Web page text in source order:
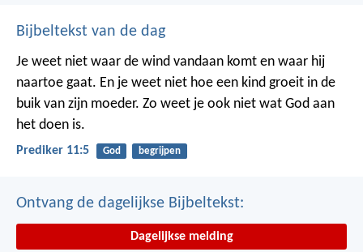
Bijbeltekst van de dag
Je weet niet waar de wind vandaan komt en waar hij
naartoe gaat. En je weet niet hoe een kind groeit in de
buik van zijn moeder. Zo weet je ook niet wat God aan
het doen is.
Prediker 11:5 God begrijpen
Ontvang de dagelijkse Bijbeltekst:
Dagelijkse melding